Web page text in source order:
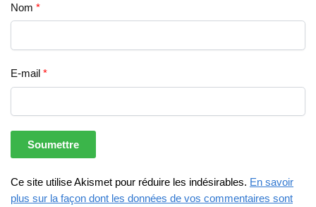
Nom *
E-mail *
Ce site utilise Akismet pour réduire les indésirables. En savoir
plus sur la façon dont les données de vos commentaires sont